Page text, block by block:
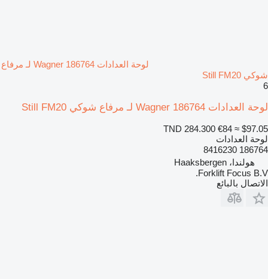
لوحة العدادات Wagner 186764 لـ مرفاع
شوكي Still FM20
6
لوحة العدادات Wagner 186764 لـ مرفاع شوكي Still FM20
TND 284.300 €84 ≈ $97.05
لوحة العدادات
186764 8416230
هولندا، Haaksbergen
Forklift Focus B.V.
الاتصال بالبائع